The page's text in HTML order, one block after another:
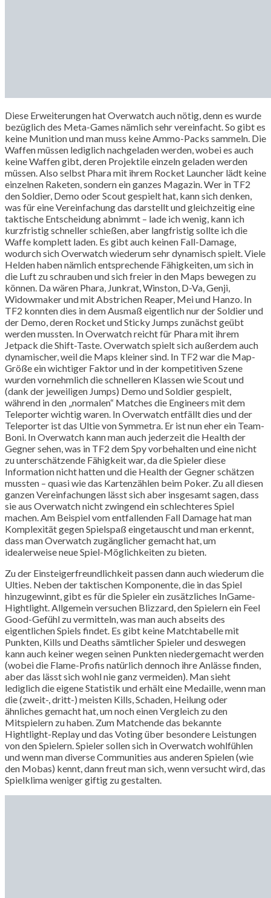
Diese Erweiterungen hat Overwatch auch nötig, denn es wurde
bezüglich des Meta-Games nämlich sehr vereinfacht. So gibt es
keine Munition und man muss keine Ammo-Packs sammeln. Die
Waffen müssen lediglich nachgeladen werden, wobei es auch
keine Waffen gibt, deren Projektile einzeln geladen werden
müssen. Also selbst Phara mit ihrem Rocket Launcher lädt keine
einzelnen Raketen, sondern ein ganzes Magazin. Wer in TF2
den Soldier, Demo oder Scout gespielt hat, kann sich denken,
was für eine Vereinfachung das darstellt und gleichzeitig eine
taktische Entscheidung abnimmt – lade ich wenig, kann ich
kurzfristig schneller schießen, aber langfristig sollte ich die
Waffe komplett laden. Es gibt auch keinen Fall-Damage,
wodurch sich Overwatch wiederum sehr dynamisch spielt. Viele
Helden haben nämlich entsprechende Fähigkeiten, um sich in
die Luft zu schrauben und sich freier in den Maps bewegen zu
können. Da wären Phara, Junkrat, Winston, D-Va, Genji,
Widowmaker und mit Abstrichen Reaper, Mei und Hanzo. In
TF2 konnten dies in dem Ausmaß eigentlich nur der Soldier und
der Demo, deren Rocket und Sticky Jumps zunächst geübt
werden mussten. In Overwatch reicht für Phara mit ihrem
Jetpack die Shift-Taste. Overwatch spielt sich außerdem auch
dynamischer, weil die Maps kleiner sind. In TF2 war die Map-
Größe ein wichtiger Faktor und in der kompetitiven Szene
wurden vornehmlich die schnelleren Klassen wie Scout und
(dank der jeweiligen Jumps) Demo und Soldier gespielt,
während in den „normalen“ Matches die Engineers mit dem
Teleporter wichtig waren. In Overwatch entfällt dies und der
Teleporter ist das Ultie von Symmetra. Er ist nun eher ein Team-
Boni. In Overwatch kann man auch jederzeit die Health der
Gegner sehen, was in TF2 dem Spy vorbehalten und eine nicht
zu unterschätzende Fähigkeit war, da die Spieler diese
Information nicht hatten und die Health der Gegner schätzen
mussten – quasi wie das Kartenzählen beim Poker. Zu all diesen
ganzen Vereinfachungen lässt sich aber insgesamt sagen, dass
sie aus Overwatch nicht zwingend ein schlechteres Spiel
machen. Am Beispiel vom entfallenden Fall Damage hat man
Komplexität gegen Spielspaß eingetauscht und man erkennt,
dass man Overwatch zugänglicher gemacht hat, um
idealerweise neue Spiel-Möglichkeiten zu bieten.
Zu der Einsteigerfreundlichkeit passen dann auch wiederum die
Ulties. Neben der taktischen Komponente, die in das Spiel
hinzugewinnt, gibt es für die Spieler ein zusätzliches InGame-
Hightlight. Allgemein versuchen Blizzard, den Spielern ein Feel
Good-Gefühl zu vermitteln, was man auch abseits des
eigentlichen Spiels findet. Es gibt keine Matchtabelle mit
Punkten, Kills und Deaths sämtlicher Spieler und deswegen
kann auch keiner wegen seinen Punkten niedergemacht werden
(wobei die Flame-Profis natürlich dennoch ihre Anlässe finden,
aber das lässt sich wohl nie ganz vermeiden). Man sieht
lediglich die eigene Statistik und erhält eine Medaille, wenn man
die (zweit-, dritt-) meisten Kills, Schaden, Heilung oder
ähnliches gemacht hat, um noch einen Vergleich zu den
Mitspielern zu haben. Zum Matchende das bekannte
Hightlight-Replay und das Voting über besondere Leistungen
von den Spielern. Spieler sollen sich in Overwatch wohlfühlen
und wenn man diverse Communities aus anderen Spielen (wie
den Mobas) kennt, dann freut man sich, wenn versucht wird, das
Spielklima weniger giftig zu gestalten.